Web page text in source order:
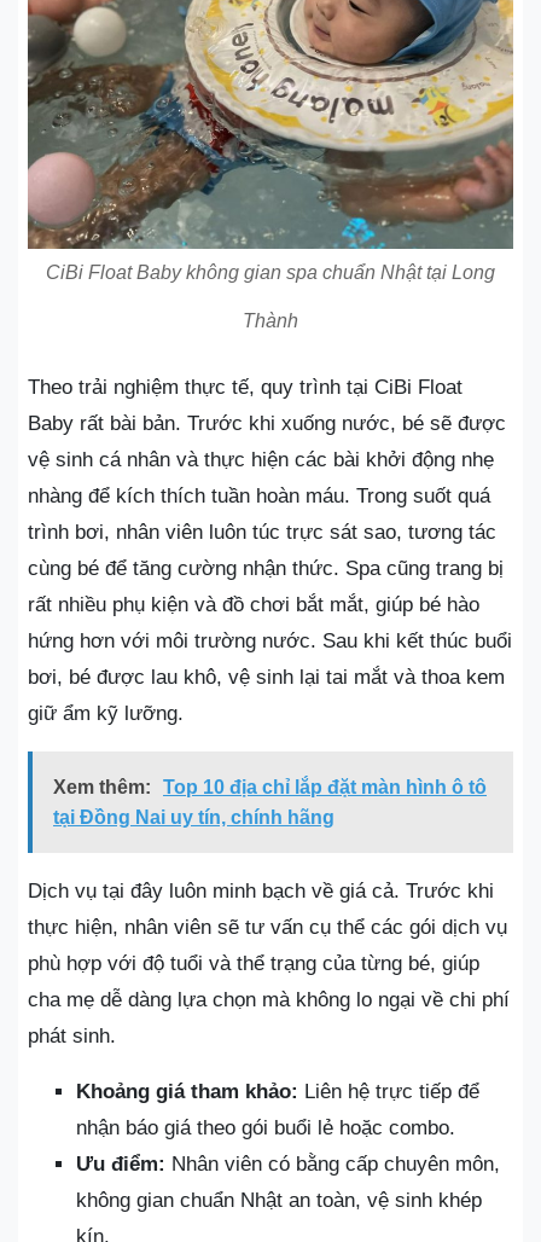
CiBi Float Baby không gian spa chuẩn Nhật tại Long
Thành
Theo trải nghiệm thực tế, quy trình tại CiBi Float
Baby rất bài bản. Trước khi xuống nước, bé sẽ được
vệ sinh cá nhân và thực hiện các bài khởi động nhẹ
nhàng để kích thích tuần hoàn máu. Trong suốt quá
trình bơi, nhân viên luôn túc trực sát sao, tương tác
cùng bé để tăng cường nhận thức. Spa cũng trang bị
rất nhiều phụ kiện và đồ chơi bắt mắt, giúp bé hào
hứng hơn với môi trường nước. Sau khi kết thúc buổi
bơi, bé được lau khô, vệ sinh lại tai mắt và thoa kem
giữ ẩm kỹ lưỡng.
Xem thêm:
Top 10 địa chỉ lắp đặt màn hình ô tô
tại Đồng Nai uy tín, chính hãng
Dịch vụ tại đây luôn minh bạch về giá cả. Trước khi
thực hiện, nhân viên sẽ tư vấn cụ thể các gói dịch vụ
phù hợp với độ tuổi và thể trạng của từng bé, giúp
cha mẹ dễ dàng lựa chọn mà không lo ngại về chi phí
phát sinh.
Khoảng giá tham khảo: Liên hệ trực tiếp để
nhận báo giá theo gói buổi lẻ hoặc combo.
Ưu điểm: Nhân viên có bằng cấp chuyên môn,
không gian chuẩn Nhật an toàn, vệ sinh khép
kín.